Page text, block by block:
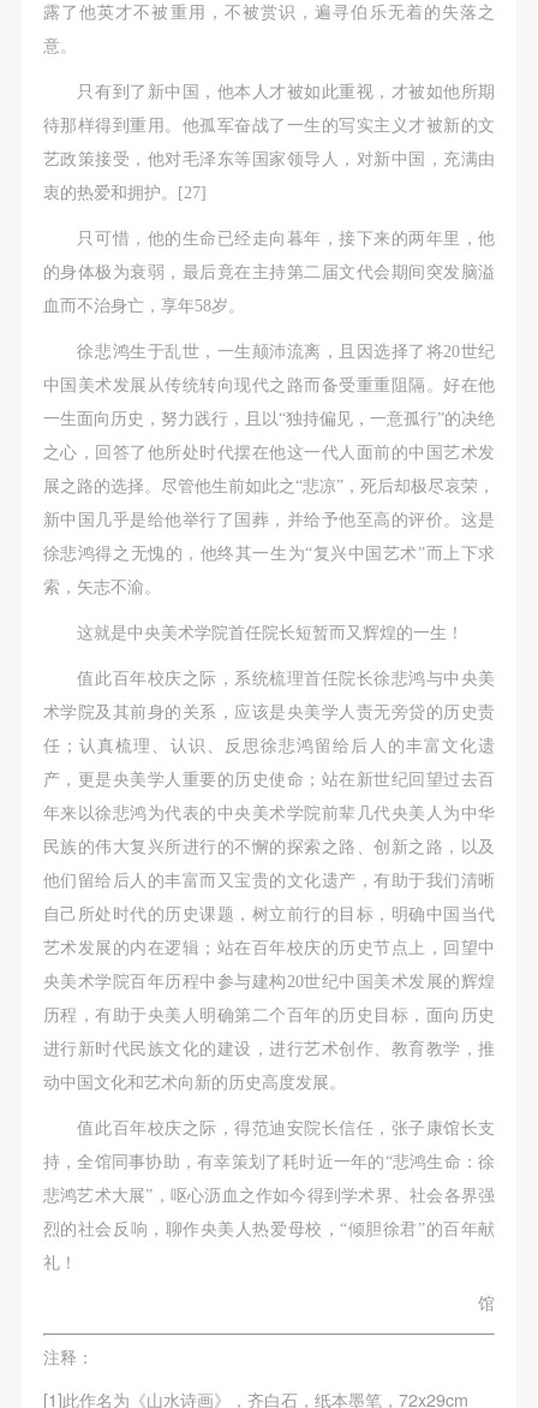
露了他英才不被重用，不被赏识，遍寻伯乐无着的失落之
意。
只有到了新中国，他本人才被如此重视，才被如他所期
待那样得到重用。他孤军奋战了一生的写实主义才被新的文
艺政策接受，他对毛泽东等国家领导人，对新中国，充满由
衷的热爱和拥护。[27]
只可惜，他的生命已经走向暮年，接下来的两年里，他
的身体极为衰弱，最后竟在主持第二届文代会期间突发脑溢
血而不治身亡，享年58岁。
徐悲鸿生于乱世，一生颠沛流离，且因选择了将20世纪
中国美术发展从传统转向现代之路而备受重重阻隔。好在他
一生面向历史，努力践行，且以“独持偏见，一意孤行”的决绝
之心，回答了他所处时代摆在他这一代人面前的中国艺术发
展之路的选择。尽管他生前如此之“悲凉”，死后却极尽哀荣，
新中国几乎是给他举行了国葬，并给予他至高的评价。这是
徐悲鸿得之无愧的，他终其一生为“复兴中国艺术”而上下求
索，矢志不渝。
这就是中央美术学院首任院长短暂而又辉煌的一生！
值此百年校庆之际，系统梳理首任院长徐悲鸿与中央美
术学院及其前身的关系，应该是央美学人责无旁贷的历史责
任；认真梳理、认识、反思徐悲鸿留给后人的丰富文化遗
产，更是央美学人重要的历史使命；站在新世纪回望过去百
年来以徐悲鸿为代表的中央美术学院前辈几代央美人为中华
民族的伟大复兴所进行的不懈的探索之路、创新之路，以及
他们留给后人的丰富而又宝贵的文化遗产，有助于我们清晰
自己所处时代的历史课题，树立前行的目标，明确中国当代
艺术发展的内在逻辑；站在百年校庆的历史节点上，回望中
央美术学院百年历程中参与建构20世纪中国美术发展的辉煌
历程，有助于央美人明确第二个百年的历史目标，面向历史
进行新时代民族文化的建设，进行艺术创作、教育教学，推
动中国文化和艺术向新的历史高度发展。
值此百年校庆之际，得范迪安院长信任，张子康馆长支
持，全馆同事协助，有幸策划了耗时近一年的“悲鸿生命：徐
悲鸿艺术大展”，呕心沥血之作如今得到学术界、社会各界强
烈的社会反响，聊作央美人热爱母校，“倾胆徐君”的百年献
礼！
馆
注释：
[1]此作名为《山水诗画》，齐白石，纸本墨笔，72x29cm